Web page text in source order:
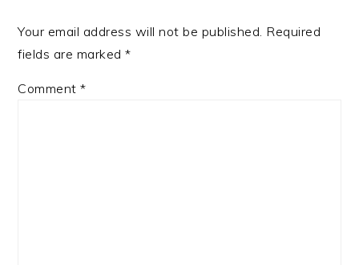
Your email address will not be published. Required
fields are marked*
Comment*